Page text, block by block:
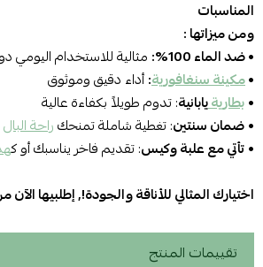
المناسبات
ومن ميزاتها :
•ضد الماء 100%:
مثالية للاستخدام اليومي
•مكينة سنغافورية:أداء دقيق وموثوق
•بطاريةيابانية: تدوم طويلاً بكفاءة عالية
•ضمان سنتين: تغطية شاملة تمنحكراحة البال
•تأتي مع علبة وكيس: تقديم فاخر يناسبك أو ك
اختيارك المثالي للأناقة والجودة!, إطلبيها
تقييمات المنتج